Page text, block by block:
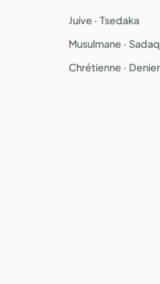
Juive · Tsedaka
Musulmane ·
Chrétienne · Denier